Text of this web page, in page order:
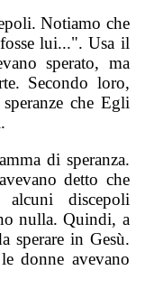
Notiamo che
lui...". Usa il
sperato, ma
Secondo loro,
che Egli
di speranza.
detto che
discepoli
nulla. Quindi, a
sperare in Gesù.
donne avevano